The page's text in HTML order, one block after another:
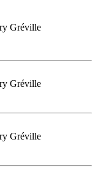
Gréville
Gréville
Gréville